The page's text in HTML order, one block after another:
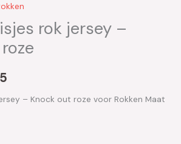
rok jersey –
– Knock out roze voor Rokken Maat